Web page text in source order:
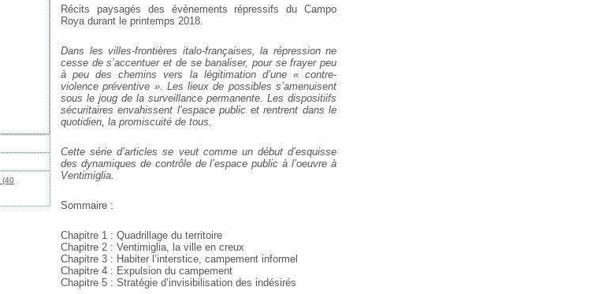
(40
Récits paysagés des évènements répressifs du Campo
Roya durant le printemps 2018.
Dans les villes-frontières italo-françaises, la répression ne
cesse de s’accentuer et de se banaliser, pour se frayer peu
à peu des chemins vers la légitimation d’une « contre-
violence préventive ». Les lieux de possibles s’amenuisent
sous le joug de la surveillance permanente. Les dispositiifs
sécuritaires envahissent l’espace public et rentrent dans le
quotidien, la promiscuité de tous.
Cette série d’articles se veut comme un début d’esquisse
des dynamiques de contrôle de l’espace public à l’oeuvre à
Ventimiglia.
Sommaire :
Chapitre 1 : Quadrillage du territoire
Chapitre 2 : Ventimiglia, la ville en creux
Chapitre 3 : Habiter l’interstice, campement informel
Chapitre 4 : Expulsion du campement
Chapitre 5 : Stratégie d’invisibilisation des indésirés